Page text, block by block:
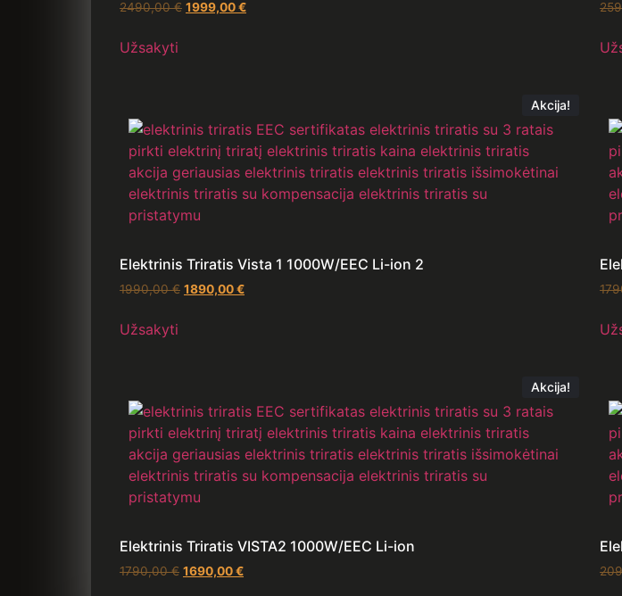
2490,00€ 1999,00€
Užsakyti
Akcija!
Elektrinis Triratis Vista 1 1000W/EEC Li-ion 2
1990,00€ 1890,00€
Užsakyti
Akcija!
Elektrinis Triratis VISTA2 1000W/EEC Li-ion
1790,00€ 1690,00€